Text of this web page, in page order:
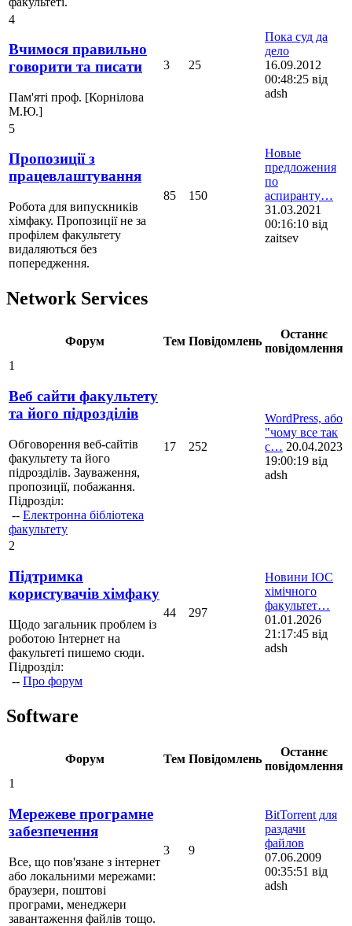
4
Вчимося правильно
говорити та писати
Пам'яті проф. [Корнілова
М.Ю.]
3 25
Пока суд да
дело
16.09.2012
00:48:25 від
adsh
5
Пропозиції з
працевлаштування
Робота для випускників
хімфаку. Пропозиції не за
профілем факультету
видаляються без
попередження.
85 150
Новые
предложения
по
аспиранту…
31.03.2021
00:16:10 від
zaitsev
Network Services
Форум Тем Повідомлень
Останнє
повідомлення
1
Веб сайти факультету
та його підрозділів
Обговорення веб-сайтів
факультету та його
підрозділів. Зауваження,
пропозиції, побажання.
Підрозділ:
-- Електронна бібліотека
факультету
17 252
WordPress, або
"чому все так
с… 20.04.2023
19:00:19 від
adsh
2
Підтримка
користувачів хімфаку
Щодо загальник проблем із
роботою Інтернет на
факультеті пишемо сюди.
Підрозділ:
-- Про форум
44 297
Новини ІОС
хімічного
факультет…
01.01.2026
21:17:45 від
adsh
Software
Форум Тем Повідомлень
Останнє
повідомлення
1
Мережеве програмне
забезпечення
Все, що пов'язане з інтернет
або локальними мережами:
браузери, поштові
програми, менеджери
завантаження файлів тощо.
3 9
BitTorrent для
раздачи
файлов
07.06.2009
00:35:51 від
adsh